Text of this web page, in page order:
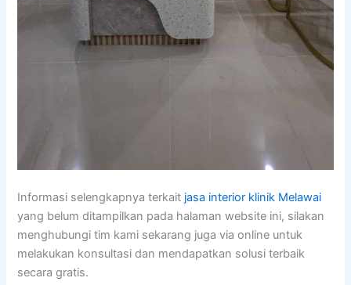
Informasi selengkapnya terkait jasa interior klinik Melawai
yang belum ditampilkan pada halaman website ini, silakan
menghubungi tim kami sekarang juga via online untuk
melakukan konsultasi dan mendapatkan solusi terbaik
secara gratis.